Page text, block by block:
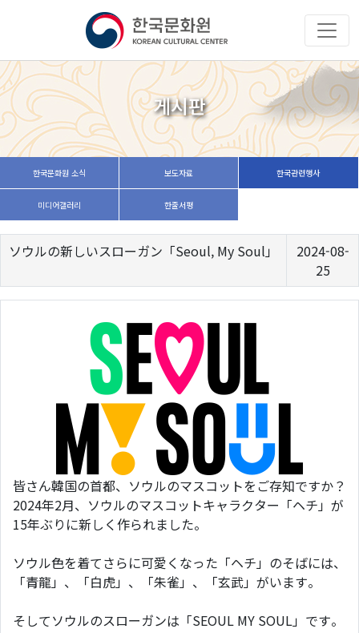
게시판
한국문화원 소식 보도자료 한국관련행사
미디어갤러리 한줄서평
ソウルの新しいスローガン「Seoul, My Soul」
2024-08-
25
皆さん韓国の首都、ソウルのマスコットをご存知ですか？
2024年2月、ソウルのマスコットキャラクター「ヘチ」が
15年ぶりに新しく作られました。
ソウル色を着てさらに可愛くなった「ヘチ」のそばには、
「青龍」、「白虎」、「朱雀」、「玄武」がいます。
そしてソウルのスローガンは「SEOUL MY SOUL」です。